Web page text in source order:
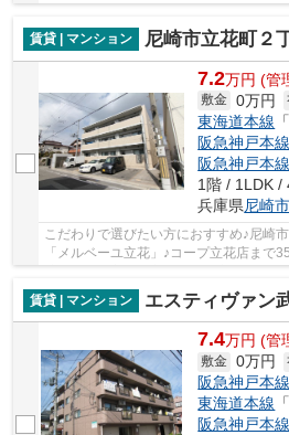
覧いただきたい魅力的な賃貸物件！尼崎
賃貸 | マンション
尼崎市立花町２
7.2万円 (管
敷金 0万円
東海道本線 「
阪急神戸本線
阪急神戸本線
1階 / 1LDK /
兵庫県尼崎市
こだわりで選びたい方におすすめ♪尼崎
「メルベーユ立花」♪コープ立花店まで
済ませたい主婦の方に嬉しい立地です♪
賃貸 | マンション
エスティヴァン
7.4万円 (管
敷金 0万円
阪急神戸本線
東海道本線 「
阪急神戸本線